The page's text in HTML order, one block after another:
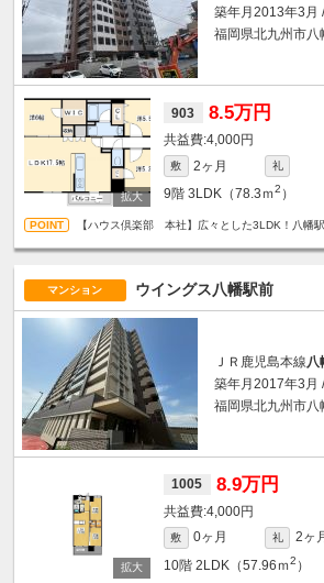
築年月2013年3月
福岡県北九州市八
903 8.5万円
4,000円
敷 2ヶ月 礼
9階 3LDK（78.3ｍ2 ）
【ハウス倶楽部 本社】広々とした3LDK！八幡駅
マンション ウイングス八幡駅前
ＪＲ鹿児島本線八
築年月2017年3月
福岡県北九州市八
1005 8.9万円
4,000円
敷 0ヶ月 礼
2ヶ
10階 2LDK（57.96ｍ2 ）